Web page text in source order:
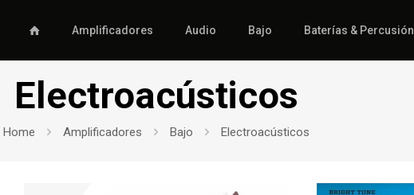
Amplificadores Audio Bajo Baterías & Percusión
Electroacústicos
Home Amplificadores Bajo Electroacústicos